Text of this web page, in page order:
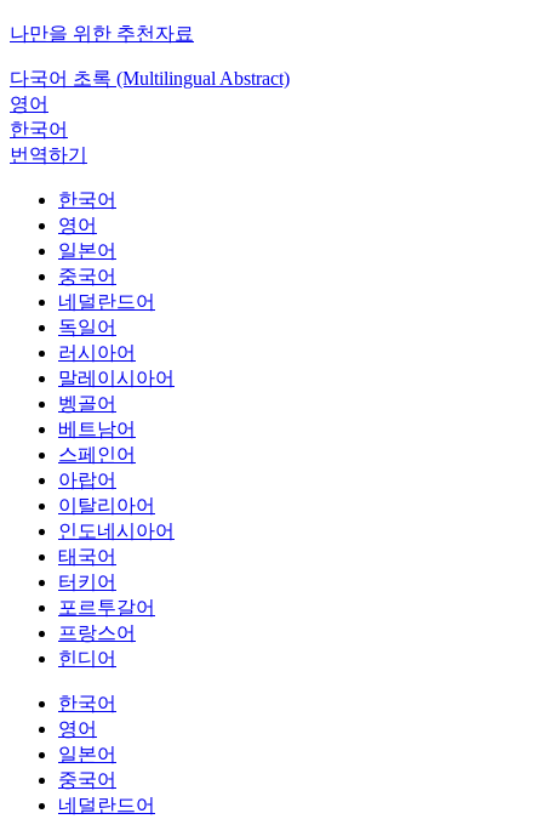
나만을 위한 추천자료
다국어 초록 (Multilingual Abstract)
영어
한국어
번역하기
한국어
영어
일본어
중국어
네덜란드어
독일어
러시아어
말레이시아어
벵골어
베트남어
스페인어
아랍어
이탈리아어
인도네시아어
태국어
터키어
포르투갈어
프랑스어
힌디어
한국어
영어
일본어
중국어
네덜란드어